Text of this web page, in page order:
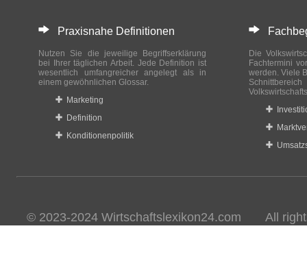
Praxisnahe Definitionen
Nutzen Sie die jeweilige Begriffserklärung
bei Ihrer täglichen Arbeit. Jede Definition ist
wesentlich umfangreicher angelegt als in
einem gewöhnlichen Glossar.
Marketing
Definition
Konditionenpolitik
Die
Fachtermini
werden. Viele
© 2023-2024 Wirtschaftslexikon24.com All